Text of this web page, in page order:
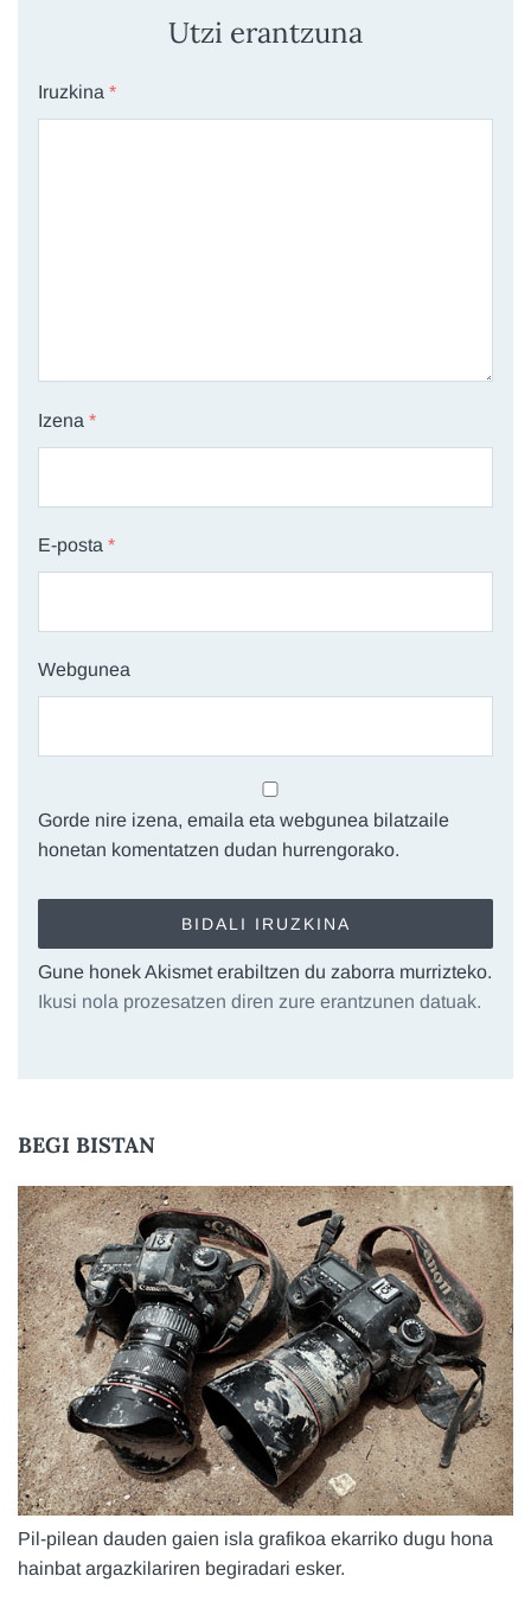
Utzi erantzuna
Iruzkina *
Izena *
E-posta *
Webgunea
Gorde nire izena, emaila eta webgunea bilatzaile
honetan komentatzen dudan hurrengorako.
Gune honek Akismet erabiltzen du zaborra murrizteko.
Ikusi nola prozesatzen diren zure erantzunen datuak.
BEGI BISTAN
Pil-pilean dauden gaien isla grafikoa ekarriko dugu hona
hainbat argazkilariren begiradari esker.